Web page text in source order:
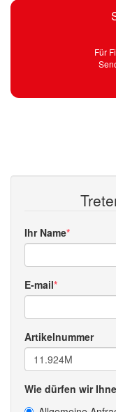
Für
Ihr Name
E-mail
Artikelnummer
Wie dürfen wir